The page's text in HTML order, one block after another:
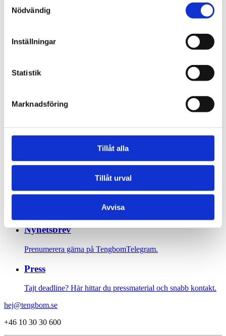
Nödvändig
Inställningar
Statistik
Marknadsföring
Tillåt alla
Tillåt urval
Avvisa
Arkitekt SAR/MSA
Jönköping
1906 tog oss dit vi är idag. Varsågod att förkovra.
gränser med oss. Hör av dig!
Nyhetsbrev
Prenumerera gärna på TengbomTelegram.
Press
Tajt deadline? Här hittar du pressmaterial och snabb kontakt.
hej@tengbom.se
+46 10 30 30 600